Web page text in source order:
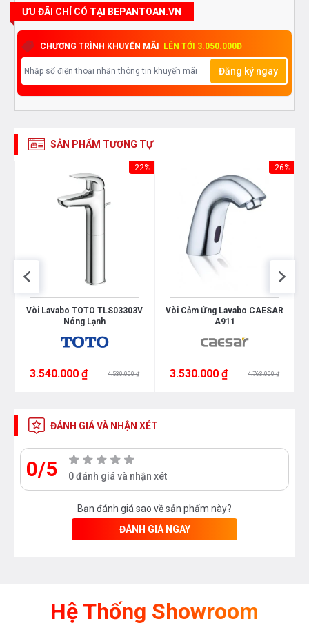
ƯU ĐÃI CHỈ CÓ TẠI BEPANTOAN.VN
CHƯƠNG TRÌNH KHUYẾN MÃI LÊN TỚI 3.050.000Đ
Đăng ký ngay
SẢN PHẨM TƯƠNG TỰ
-22%
Vòi Lavabo TOTO TLS03303V
Nóng Lạnh
3.540.000 ₫ 4.530.000 ₫
-26%
Vòi Cảm Ứng Lavabo CAESAR
A911
3.530.000 ₫ 4.763.000 ₫
ĐÁNH GIÁ VÀ NHẬN XÉT
0/5 0 đánh giá và nhận xét
Bạn đánh giá sao về sản phẩm này?
ĐÁNH GIÁ NGAY
Hệ Thống Showroom